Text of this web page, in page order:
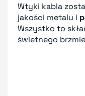
Wtyki kabla
jakości metalu i
Wszystko to
świetnego